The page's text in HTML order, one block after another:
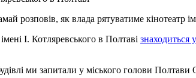
розповів, як влада рятуватиме кінотеатр
І. Котляревського в Полтаві знаходиться
ми запитали у міського голови